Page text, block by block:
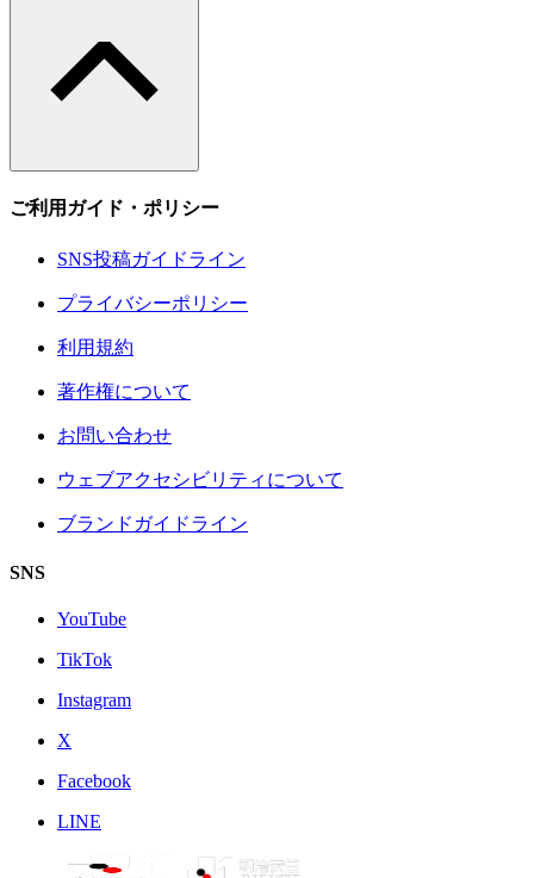
ご利用ガイド・ポリシー
SNS投稿ガイドライン
プライバシーポリシー
利用規約
著作権について
お問い合わせ
ウェブアクセシビリティについて
ブランドガイドライン
SNS
YouTube
TikTok
Instagram
X
Facebook
LINE